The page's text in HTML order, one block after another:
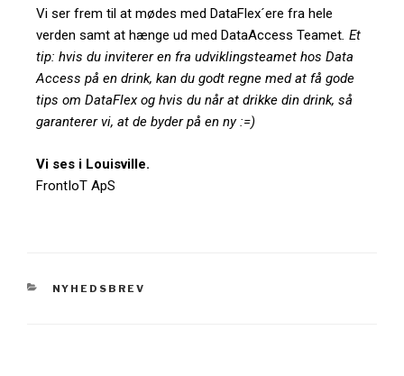
Vi ser frem til at mødes med DataFlex´ere fra hele
verden samt at hænge ud med DataAccess Teamet. Et
tip: hvis du inviterer en fra udviklingsteamet hos Data
Access på en drink, kan du godt regne med at få gode
tips om DataFlex og hvis du når at drikke din drink, så
garanterer vi, at de byder på en ny :=)
Vi ses i Louisville.
FrontIoT ApS
NYHEDSBREV